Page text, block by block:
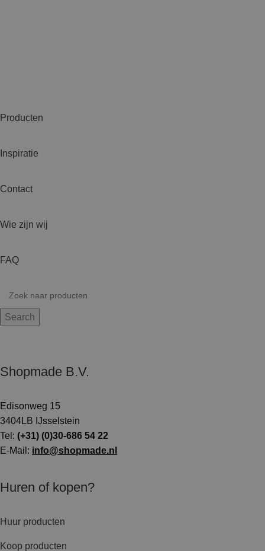
Producten
Inspiratie
Contact
Wie zijn wij
FAQ
Search
Shopmade B.V.
Edisonweg 15
3404LB IJsselstein
Tel: (+31) (0)30-686 54 22
E-Mail: info@shopmade.nl
Huren of kopen?
Huur producten
Koop producten